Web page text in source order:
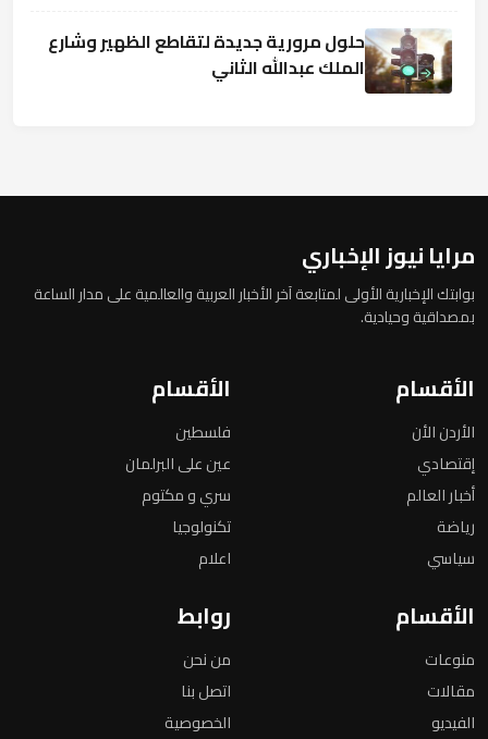
حلول مرورية جديدة لتقاطع الظهير وشارع
الملك عبدالله الثاني
مرايا نيوز الإخباري
بوابتك الإخبارية الأولى لمتابعة آخر الأخبار العربية والعالمية على مدار الساعة
بمصداقية وحيادية.
الأقسام
الأردن الأن
إقتصادي
أخبار العالم
رياضة
سياسي
الأقسام
فلسطين
عين على البرلمان
سري و مكتوم
تكنولوجيا
اعلام
الأقسام
منوعات
مقالات
الفيديو
روابط
من نحن
اتصل بنا
الخصوصية